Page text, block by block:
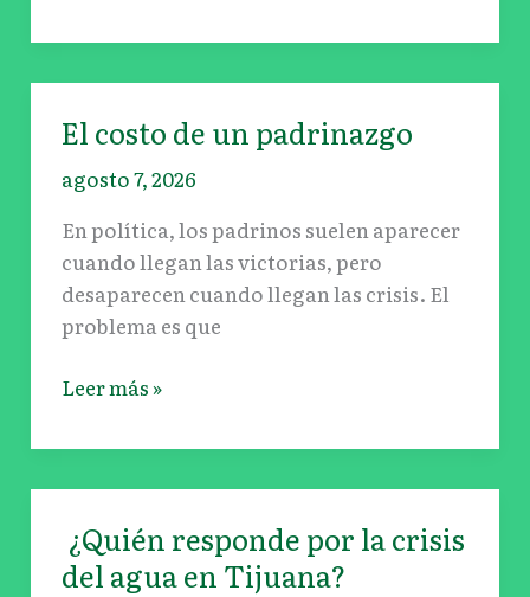
El costo de un padrinazgo
agosto 7, 2026
En política, los padrinos suelen aparecer
cuando llegan las victorias, pero
desaparecen cuando llegan las crisis. El
problema es que
El
de
un
padrinazgo
Leer más »
¿Quién responde por la crisis
del agua en Tijuana?
¿Quién
responde